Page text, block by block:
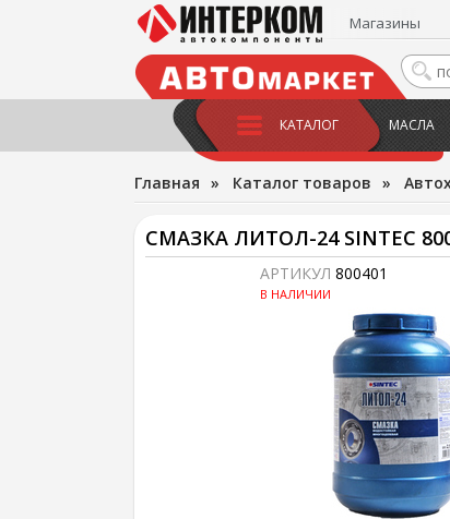
Магазины
КАТАЛОГ МАСЛА
Главная » Каталог товаров »
СМАЗКА ЛИТОЛ-24 SINTEC
АРТИКУЛ 800401
В НАЛИЧИИ